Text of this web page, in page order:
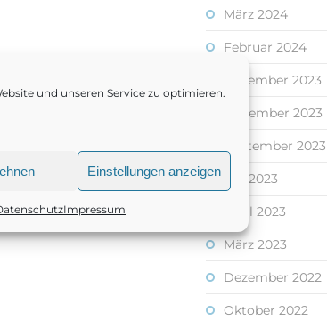
und unseren Service zu optimieren.
Einstellungen anzeigen
Impressum
März 2024
Februar 2024
Dezember 2023
November 2023
September 2023
Juli 2023
April 2023
März 2023
Dezember 2022
Oktober 2022